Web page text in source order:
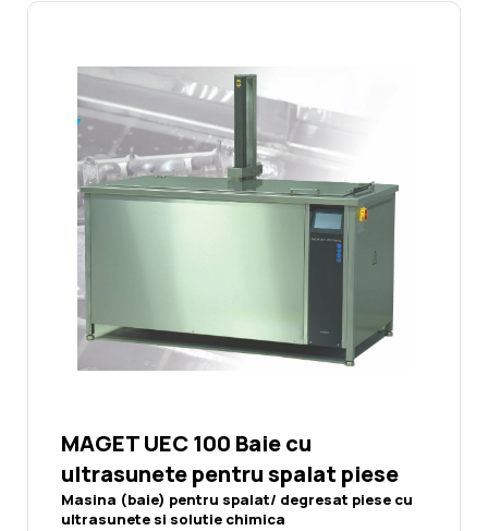
Ghidul Echipamentelor
Contact
Putere Incalzire
4000 W
Alimentare
380 V
MAGET UEC 100 Baie cu
ultrasunete pentru spalat piese
Masina (baie) pentru spalat/ degresat piese cu
ultrasunete si solutie chimica